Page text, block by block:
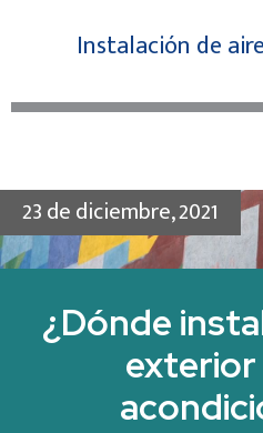
Instalación de
23 de diciembre, 2021
¿Dónde
exterior